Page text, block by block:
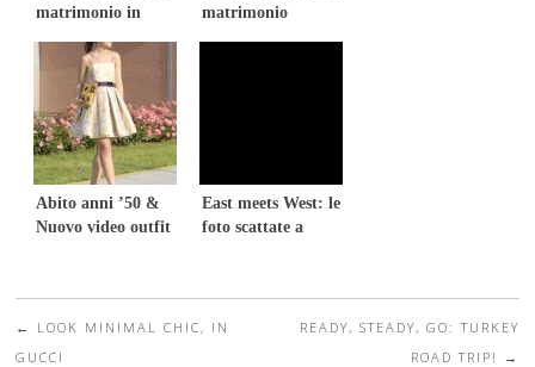
matrimonio in
matrimonio
Abito anni ’50 &
Nuovo video outfit
East meets West: le
foto scattate a
Post navigation
←
LOOK MINIMAL CHIC, IN
GUCCI
READY, STEADY, GO: TURKEY
ROAD TRIP!
→